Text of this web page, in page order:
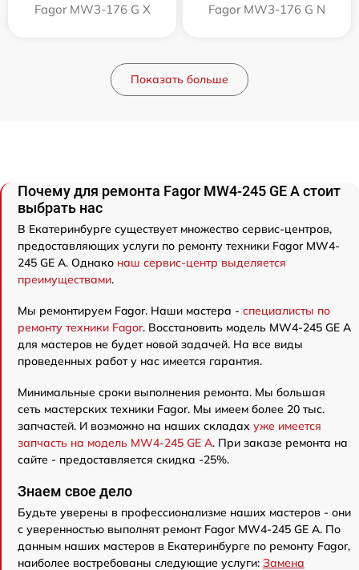
Fagor MW3-176 G X Fagor MW3-176 G N
Показать больше
Почему для ремонта Fagor MW4-245 GE A стоит
выбрать нас
В Екатеринбурге существует множество сервис-центров,
предоставляющих услуги по ремонту техники Fagor MW4-
245 GE A. Однако наш сервис-центр выделяется
преимуществами.
Мы ремонтируем Fagor. Наши мастера - специалисты по
ремонту техники Fagor. Восстановить модель MW4-245 GE A
для мастеров не будет новой задачей. На все виды
проведенных работ у нас имеется гарантия.
Минимальные сроки выполнения ремонта. Мы большая
сеть мастерских техники Fagor. Мы имеем более 20 тыс.
запчастей. И возможно на наших складах уже имеется
запчасть на модель MW4-245 GE A. При заказе ремонта на
сайте - предоставляется скидка -25%.
Знаем свое дело
Будьте уверены в профессионализме наших мастеров - они
с уверенностью выполнят ремонт Fagor MW4-245 GE A. По
данным наших мастеров в Екатеринбурге по ремонту Fagor,
наиболее востребованы следующие услуги: Замена